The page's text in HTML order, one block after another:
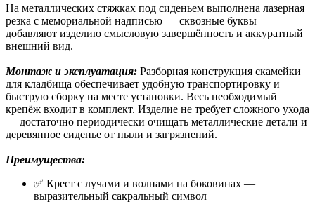
На металлических стяжках под сиденьем выполнена лазерная
резка с мемориальной надписью — сквозные буквы
добавляют изделию смысловую завершённость и аккуратный
внешний вид.
Монтаж и эксплуатация: Разборная конструкция скамейки
для кладбища обеспечивает удобную транспортировку и
быструю сборку на месте установки. Весь необходимый
крепёж входит в комплект. Изделие не требует сложного ухода
— достаточно периодически очищать металлические детали и
деревянное сиденье от пыли и загрязнений.
Преимущества:
✅ Крест с лучами и волнами на боковинах —
выразительный сакральный символ